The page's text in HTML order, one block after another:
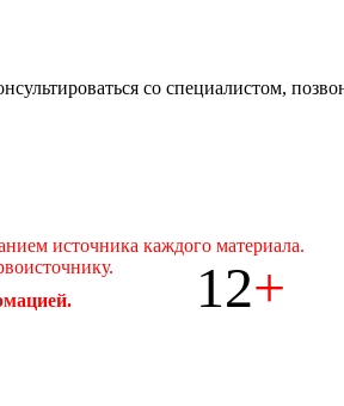
со специалистом,
источника каждого материала.
12+